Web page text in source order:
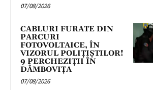
07/08/2026
CABLURI FURATE DIN
PARCURI
FOTOVOLTAICE, ÎN
VIZORUL POLIȚIȘTILOR!
9 PERCHEZIȚII ÎN
DÂMBOVIȚA
07/08/2026